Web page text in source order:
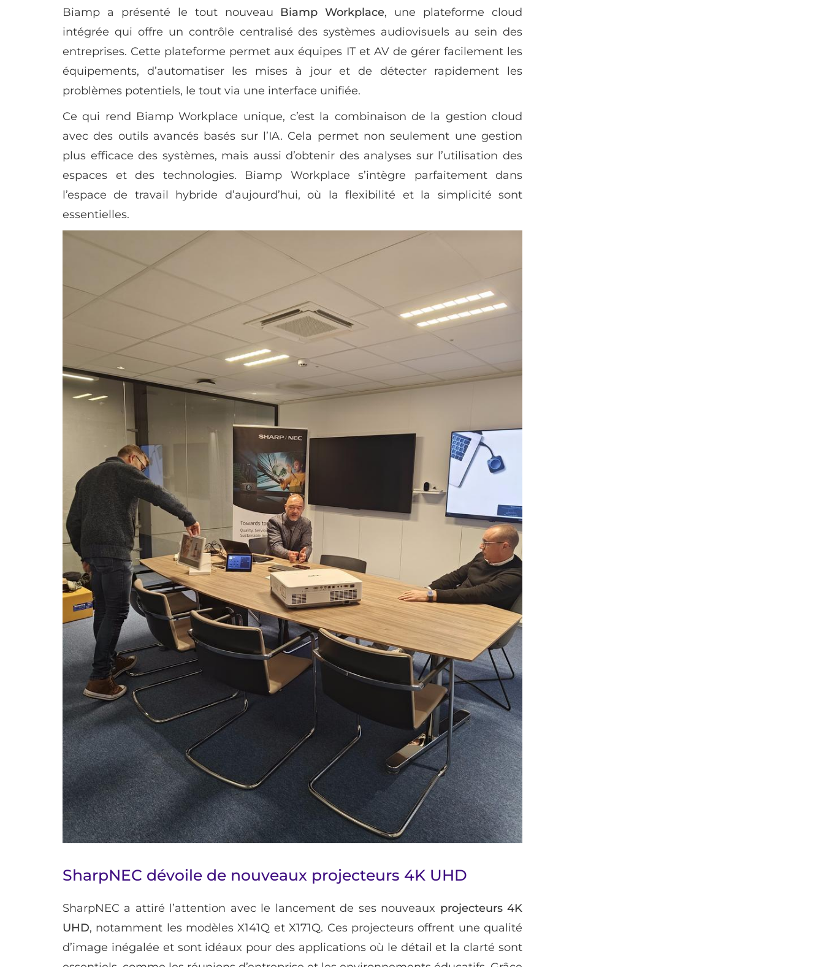
Biamp a présenté le tout nouveau Biamp Workplace, une plateforme cloud
intégrée qui offre un contrôle centralisé des systèmes audiovisuels au sein des
entreprises. Cette plateforme permet aux équipes IT et AV de gérer facilement les
équipements, d’automatiser les mises à jour et de détecter rapidement les
problèmes potentiels, le tout via une interface unifiée.
Ce qui rend Biamp Workplace unique, c’est la combinaison de la gestion cloud
avec des outils avancés basés sur l’IA. Cela permet non seulement une gestion
plus efficace des systèmes, mais aussi d’obtenir des analyses sur l’utilisation des
espaces et des technologies. Biamp Workplace s’intègre parfaitement dans
l’espace de travail hybride d’aujourd’hui, où la flexibilité et la simplicité sont
essentielles.
SharpNEC dévoile de nouveaux projecteurs 4K UHD
SharpNEC a attiré l’attention avec le lancement de ses nouveaux projecteurs 4K
UHD, notamment les modèles X141Q et X171Q. Ces projecteurs offrent une qualité
d’image inégalée et sont idéaux pour des applications où le détail et la clarté sont